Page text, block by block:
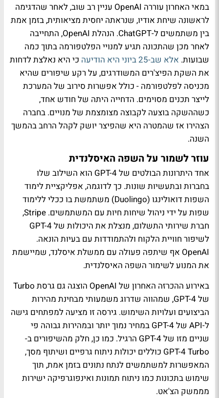
במאי האחרון עוררה OpenAI עניין רב שוב, לאחר שהדגימה
לראשונה שיחת אודיו, שנראתה יחסית מציאותית, בזמן אמת
בין משתמשים ל-ChatGPT. הנהלת OpenAI, התחייבה
לאחר מכן שהתכונה תגיע למנויי הפלטפורמה בתוך כמה
שבועות. אלא שב-25 ביוני היא הודיעה
כי היא נאלצת לדחות
את השקת הפיצ'רים המשודרגים, על רקע שיפורים שהיא
מכניסה לפלטפורמה - כולל אפשרות סירוב של המערכת
לייצר תכנים מסוימים. הדחייה היתה של חודש אחד,
כשההשקה בוצעה לקבוצה מצומצמת של מנויים. בחברה
הצהירו אז שהמטרה היא שהפיצר יושק לקהל הרחב בהמשך
השנה.
עוזר לשמור על השפה האיסלנדית
אחד היתרונות הבולטים של GPT-4 הוא השילוב שלו
בחברות ובתעשיות שונות. כך לדוגמה, אפליקציית לימוד
השפות דואולינגו (Duolingo) משתמשת בו ככלי ללימוד
שפות על ידי ניהול שיחות חיות עם המשתמשים. Stripe,
חברת שירותי התשלום, מנצלת את היכולות של GPT-4
לשיפור חוויית הלקוח ולהתמודדות עם בעיות הונאה.
OpenAI אף שיתפה פעולה עם ממשלת איסלנד, שמיישמת
את המנוע לשימור השפה האיסלנדית.
באירוע ההכרזה האחרון של OpenAI הוצגה גם גרסת Turbo
של GPT-4, שמהווה שדרוג משמעותי מבחינת מהירות
הביצועים ועלויות השימוש. גירסה זו מציעה למפתחים גישה
ל-API של GPT-4 במחיר נמוך יותר ובמהירות גבוהה פי
שניים מזו של GPT-4 הרגיל. כמו כן, חלק מהשיפורים ב-
GPT-4 Turbo כוללים יכולות ניתוח גרפיים ושיתוף מסך,
המאפשרות למשתמשים לנתח נתונים בזמן אמת, תוך
שימוש בתכונות כמו ניתוח תמונות ואינפוגרפיקה ישירות
מממשק הצ'אט.